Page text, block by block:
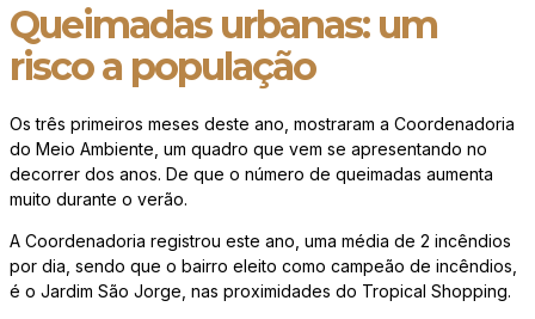
Queimadas urbanas: um
risco a população
Os três primeiros meses deste ano, mostraram a Coordenadoria
do Meio Ambiente, um quadro que vem se apresentando no
decorrer dos anos. De que o número de queimadas aumenta
muito durante o verão.
A Coordenadoria registrou este ano, uma média de 2 incêndios
por dia, sendo que o bairro eleito como campeão de incêndios,
é o Jardim São Jorge, nas proximidades do Tropical Shopping.